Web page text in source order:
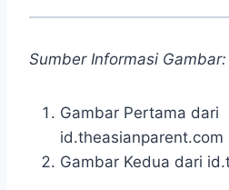
Sumber Informasi Gambar:
Gambar Pertama dari
id.theasianparent.com
Gambar Kedua dari